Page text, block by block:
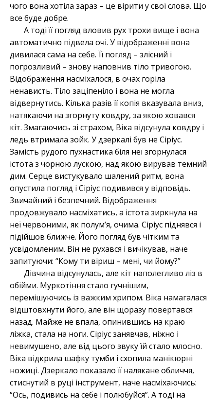
чого вона хотіла зараз – це вірити у свої слова. Що
все буде добре.
А тоді її погляд вловив рух трохи вище і вона
автоматично підвела очі. У відображенні вона
дивилася сама на себе. Її погляд – злісний і
погрозливий – знову наповнив тіло тривогою.
Відображення насміхалося, в очах горіла
ненависть. Тіло заціпеніло і вона не могла
відвернутись. Кілька разів її копія вказувала вниз,
натякаючи на згорнуту ковдру, за якою ховався
кіт. Змагаючись зі страхом, Віка відсунула ковдру і
ледь втримала зойк. У дзеркалі був не Сіріус.
Замість рудого пухнастика біля неї згорнулася
істота з чорною лускою, над якою вирував темний
дим. Серце вистукувало шалений ритм, вона
опустила погляд і Сіріус подивився у відповідь.
Звичайний і безпечний. Відображення
продовжувало насміхатись, а істота зиркнула на
неї червоними, як полум’я, очима. Сіріус піднявся і
підійшов ближче. Його погляд був чітким та
усвідомленим. Він не рухався і вичікував, наче
запитуючи: “Кому ти віриш – мені, чи йому?”
Дівчина відсунулась, але кіт наполегливо ліз в
обійми. Муркотіння стало гучнішим,
перемішуючись із важким хрипом. Віка намагалася
відштовхнути його, але він щоразу повертався
назад. Майже не впала, опинившись на краю
ліжка, стала на ноги. Сіріус занявчав, ніжно і
невимушено, але від цього звуку їй стало млосно.
Віка відкрила шафку тумби і схопила манікюрні
ножиці. Дзеркало показало її налякане обличчя,
стиснутий в руці інструмент, наче насміхаючись:
“Ось, подивись на себе і полюбуйся”. А тоді на